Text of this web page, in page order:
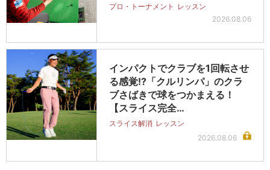
プロ・トーナメント レッスン
2026.08.06
インパクトでクラブを1回転させ
る感覚!?「クルリンパ」のクラ
ブさばきで球をつかまえる！
【スライス完全…
スライス解消 レッスン
2026.08.06